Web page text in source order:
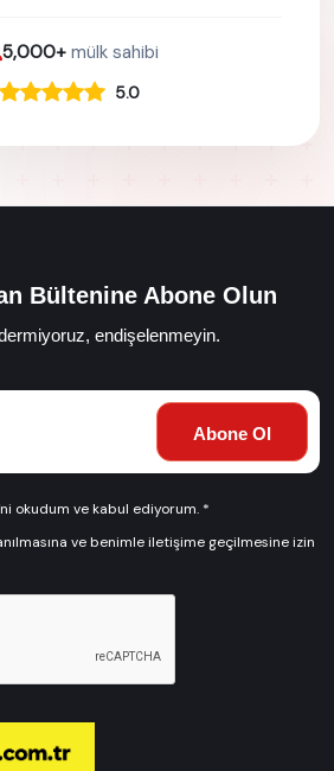
5,000+ mülk sahibi
5.0
Bültenine Abone Olun
endişelenmeyin.
Abone Ol
okudum ve kabul ediyorum. *
ve benimle iletişime geçilmesine izin